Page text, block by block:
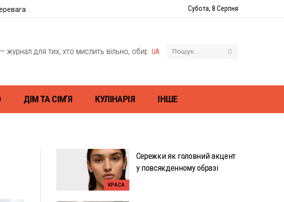
Субота, 8 Серпня
для тих, хто мислить вільно, обирає свій шлях, відкриває світ і себе — через
UA
ДІМ ТА СІМ’Я КУЛІНАРІЯ ІНШЕ
КРАСА
Сережки як головний акцент
у повсякденному образі